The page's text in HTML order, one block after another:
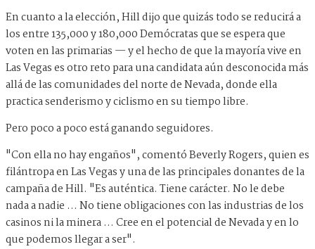
En cuanto a la elección, Hill dijo que quizás todo se reducirá a
los entre 135,000 y 180,000 Demócratas que se espera que
voten en las primarias — y el hecho de que la mayoría vive en
Las Vegas es otro reto para una candidata aún desconocida más
allá de las comunidades del norte de Nevada, donde ella
practica senderismo y ciclismo en su tiempo libre.
Pero poco a poco está ganando seguidores.
"Con ella no hay engaños", comentó Beverly Rogers, quien es
filántropa en Las Vegas y una de las principales donantes de la
campaña de Hill. "Es auténtica. Tiene carácter. No le debe
nada a nadie ... No tiene obligaciones con las industrias de los
casinos ni la minera ... Cree en el potencial de Nevada y en lo
que podemos llegar a ser".